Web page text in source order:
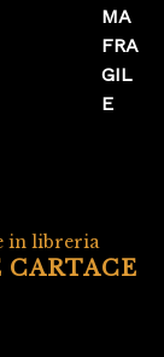
in libreria